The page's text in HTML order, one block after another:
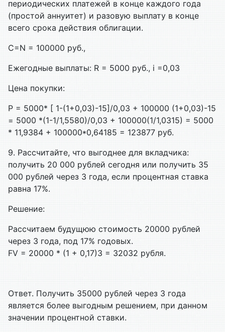
периодических платежей в конце каждого года
(простой аннуитет) и разовую выплату в конце
всего срока действия облигации.
С=N = 100000 руб.,
Ежегодные выплаты: R = 5000 руб., i =0,03
Цена покупки:
Р = 5000* [ 1-(1+0,03)-15]/0,03 + 100000 (1+0,03)-15
= 5000 *(1-1/1,5580)/0,03 + 100000(1/1,0315) = 5000
* 11,9384 + 100000*0,64185 = 123877 руб.
9. Рассчитайте, что выгоднее для вкладчика:
получить 20 000 рублей сегодня или получить 35
000 рублей через 3 года, если процентная ставка
равна 17%.
Решение:
Рассчитаем будущюю стоимость 20000 рублей
через 3 года, под 17% годовых.
FV = 20000 * (1 + 0,17)3 = 32032 рубля.
Ответ. Получить 35000 рублей через 3 года
является более выгодным решением, при данном
значении процентной ставки.